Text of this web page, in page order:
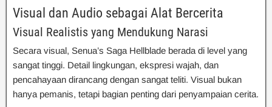
Visual dan Audio sebagai Alat Bercerita
Visual Realistis yang Mendukung Narasi
Secara visual, Senua’s Saga Hellblade berada di level yang
sangat tinggi. Detail lingkungan, ekspresi wajah, dan
pencahayaan dirancang dengan sangat teliti. Visual bukan
hanya pemanis, tetapi bagian penting dari penyampaian cerita.